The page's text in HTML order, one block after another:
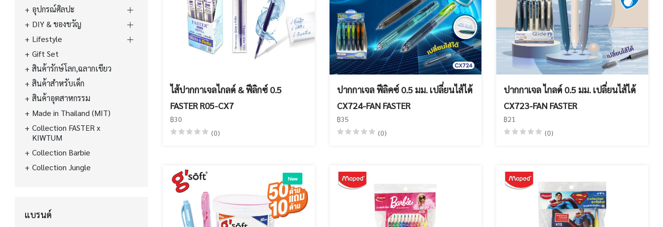
อุปกรณ์ศิลปะ
DIY & ของขวัญ
Lifestyle
Gift Set
สินค้ารักษ์โลก,ฉลากเขียว
สินค้าสำหรับเด็ก
สินค้าอุตสาหกรรม
Made in Thailand (MIT)
Collection FASTER x
KIWTUM
Collection Barbie
Collection Jungle
แบรนด์
ไส้ปากกาเจลไกลด์ & ฟีลิกซ์ 0.5
FASTER R05-CX7
฿30
(0)
ปากกาเจล ฟีลิคซ์ 0.5 มม. เปลี่ยนไส้ได้
CX724-FAN FASTER
฿35
(0)
ปากกาเจล ไกลด์ 0.5 มม. เปลี่ยนไส้ได้
CX723-FAN FASTER
฿21
(0)
New